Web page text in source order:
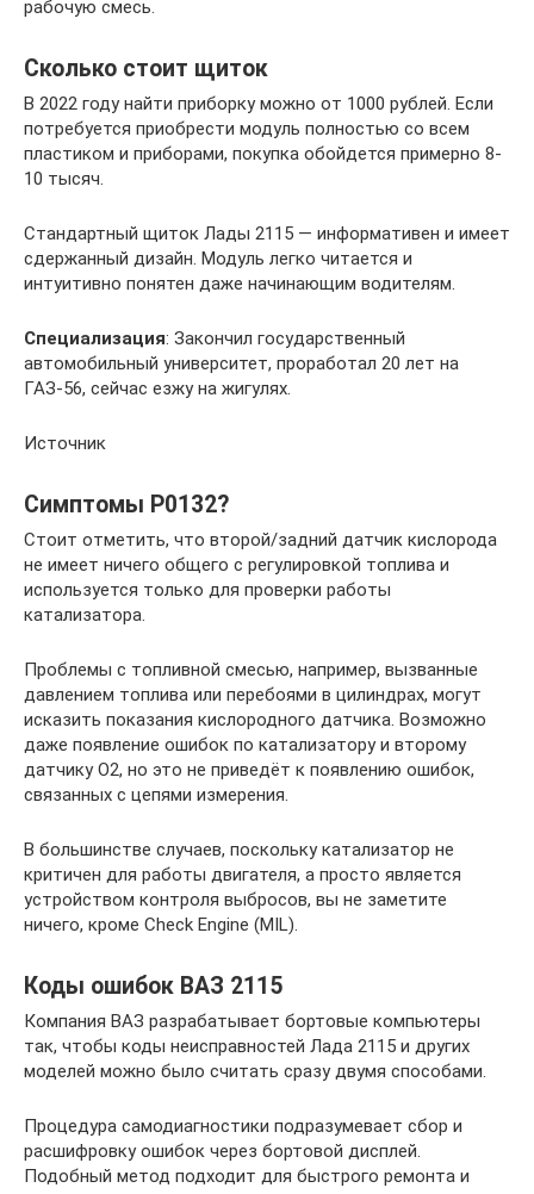
рабочую смесь.
Сколько стоит щиток
В 2022 году найти приборку можно от 1000 рублей. Если
потребуется приобрести модуль полностью со всем
пластиком и приборами, покупка обойдется примерно 8-
10 тысяч.
Стандартный щиток Лады 2115 — информативен и имеет
сдержанный дизайн. Модуль легко читается и
интуитивно понятен даже начинающим водителям.
Специализация: Закончил государственный
автомобильный университет, проработал 20 лет на
ГАЗ-56, сейчас езжу на жигулях.
Источник
Симптомы P0132?
Стоит отметить, что второй/задний датчик кислорода
не имеет ничего общего с регулировкой топлива и
используется только для проверки работы
катализатора.
Проблемы с топливной смесью, например, вызванные
давлением топлива или перебоями в цилиндрах, могут
исказить показания кислородного датчика. Возможно
даже появление ошибок по катализатору и второму
датчику O2, но это не приведёт к появлению ошибок,
связанных с цепями измерения.
В большинстве случаев, поскольку катализатор не
критичен для работы двигателя, а просто является
устройством контроля выбросов, вы не заметите
ничего, кроме Check Engine (MIL).
Коды ошибок ВАЗ 2115
Компания ВАЗ разрабатывает бортовые компьютеры
так, чтобы коды неисправностей Лада 2115 и других
моделей можно было считать сразу двумя способами.
Процедура самодиагностики подразумевает сбор и
расшифровку ошибок через бортовой дисплей.
Подобный метод подходит для быстрого ремонта и